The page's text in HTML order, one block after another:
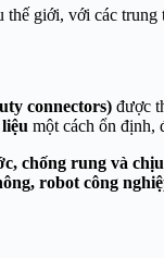
giới, với các
connectors) được
một cách ổn định,
chống rung và
robot công